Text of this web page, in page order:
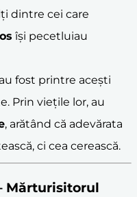
dintre cei care
își pecetluiau
au fost printre acești
Prin viețile lor, au
, arătând că adevărata
ci cea cerească.
Mărturisitorul